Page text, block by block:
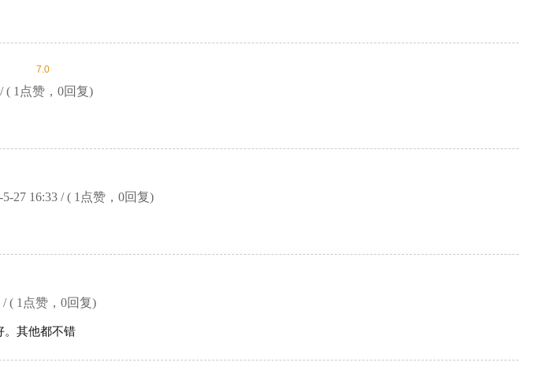
7.0
( 1点赞，0回复)
27 16:33 / ( 1点赞，0回复)
/ ( 1点赞，0回复)
。其他都不错